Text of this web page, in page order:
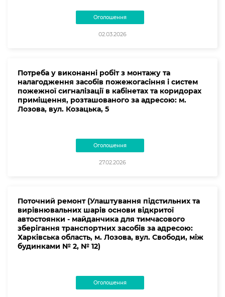
Оголошення
02.03.2026
Потреба у виконанні робіт з монтажу та
налагодження засобів пожежогасіння і систем
пожежної сигналізації в кабінетах та коридорах
приміщення, розташованого за адресою: м.
Лозова, вул. Козацька, 5
Оголошення
27.02.2026
Поточний ремонт (Улаштування підстильних та
вирівнювальних шарів основи відкритої
автостоянки - майданчика для тимчасового
зберігання транспортних засобів за адресою:
Харківська область, м. Лозова, вул. Свободи, між
будинками № 2, № 12)
Оголошення